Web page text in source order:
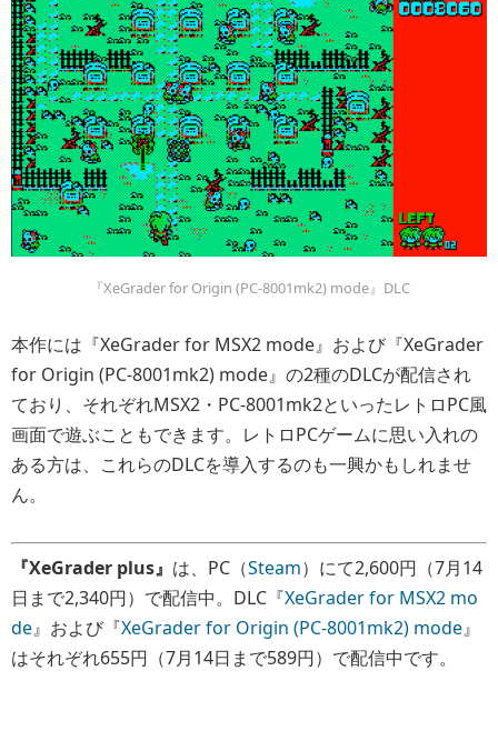
『XeGrader for Origin (PC-8001mk2) mode』DLC
本作には『XeGrader for MSX2 mode』および『XeGrader
for Origin (PC-8001mk2) mode』の2種のDLCが配信され
ており、それぞれMSX2・PC-8001mk2といったレトロPC風
画面で遊ぶこともできます。レトロPCゲームに思い入れの
ある方は、これらのDLCを導入するのも一興かもしれませ
ん。
『XeGrader plus』 は、PC（Steam）にて2,600円（7月14
日まで2,340円）で配信中。DLC『XeGrader for MSX2 mo
de』および『XeGrader for Origin (PC-8001mk2) mode』
はそれぞれ655円（7月14日まで589円）で配信中です。